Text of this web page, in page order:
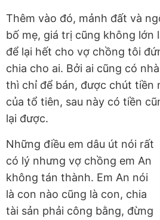
Thêm vào đó, mảnh đất và
bố mẹ, giá trị cũng không lớn
để lại hết cho vợ chồng tôi
chia cho ai. Bởi ai cũng có
thì chỉ để bán, được chút tiền
của tổ tiên, sau này có tiền
lại được.
Những điều em dâu út nói rất
có lý nhưng vợ chồng em An
không tán thành. Em An nói
là con nào cũng là con, chia
tài sản phải công bằng, đừng